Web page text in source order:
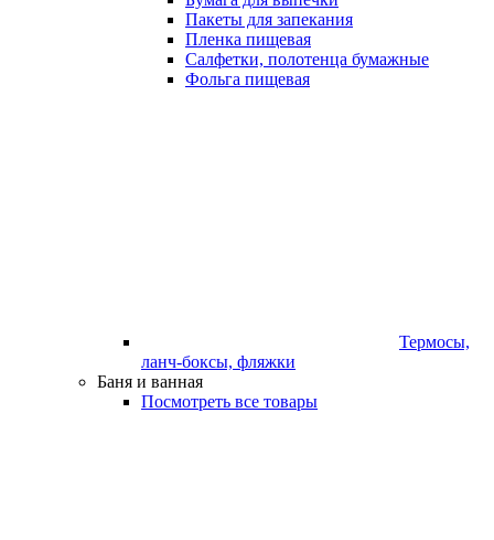
Пакеты для запекания
Пленка пищевая
Салфетки, полотенца бумажные
Фольга пищевая
Термосы,
ланч-боксы, фляжки
Баня и ванная
Посмотреть все товары